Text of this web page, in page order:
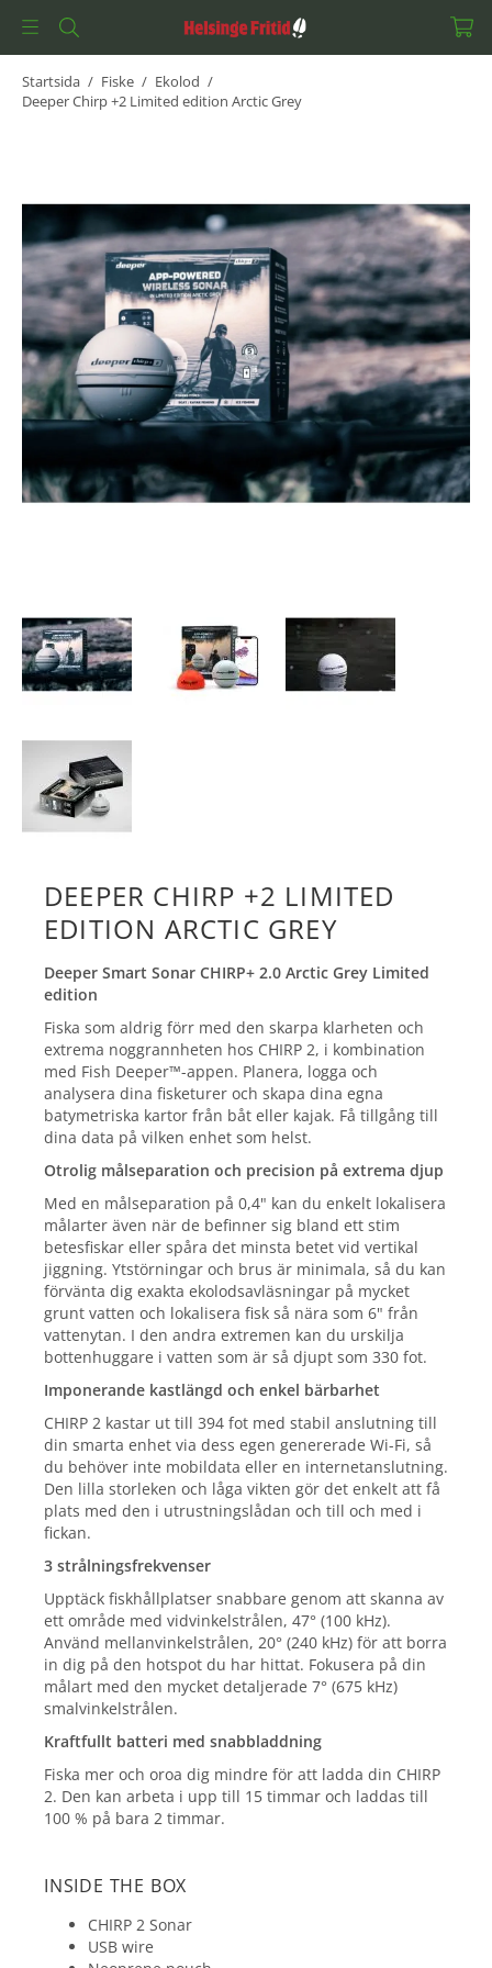
Startsida / Fiske / Ekolod /
Deeper Chirp +2 Limited edition Arctic Grey
DEEPER CHIRP +2 LIMITED
EDITION ARCTIC GREY
Deeper Smart Sonar CHIRP+ 2.0 Arctic Grey Limited
edition
Fiska som aldrig förr med den skarpa klarheten och
extrema noggrannheten hos CHIRP 2, i kombination
med Fish Deeper™-appen. Planera, logga och
analysera dina fisketurer och skapa dina egna
batymetriska kartor från båt eller kajak. Få tillgång till
dina data på vilken enhet som helst.
Otrolig målseparation och precision på extrema djup
Med en målseparation på 0,4" kan du enkelt lokalisera
målarter även när de befinner sig bland ett stim
betesfiskar eller spåra det minsta betet vid vertikal
jiggning. Ytstörningar och brus är minimala, så du kan
förvänta dig exakta ekolodsavläsningar på mycket
grunt vatten och lokalisera fisk så nära som 6" från
vattenytan. I den andra extremen kan du urskilja
bottenhuggare i vatten som är så djupt som 330 fot.
Imponerande kastlängd och enkel bärbarhet
CHIRP 2 kastar ut till 394 fot med stabil anslutning till
din smarta enhet via dess egen genererade Wi-Fi, så
du behöver inte mobildata eller en internetanslutning.
Den lilla storleken och låga vikten gör det enkelt att få
plats med den i utrustningslådan och till och med i
fickan.
3 strålningsfrekvenser
Upptäck fiskhållplatser snabbare genom att skanna av
ett område med vidvinkelstrålen, 47° (100 kHz).
Använd mellanvinkelstrålen, 20° (240 kHz) för att borra
in dig på den hotspot du har hittat. Fokusera på din
målart med den mycket detaljerade 7° (675 kHz)
smalvinkelstrålen.
Kraftfullt batteri med snabbladdning
Fiska mer och oroa dig mindre för att ladda din CHIRP
2. Den kan arbeta i upp till 15 timmar och laddas till
100 % på bara 2 timmar.
INSIDE THE BOX
CHIRP 2 Sonar
USB wire